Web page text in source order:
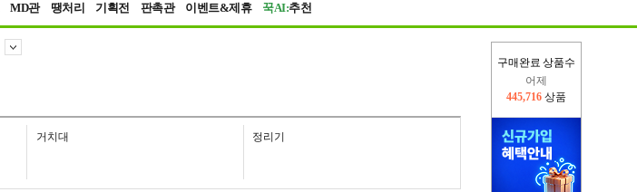
MD관 땡처리 기획전 판촉관 이벤트&제휴 꾹AI:추천
구매완료 상품수
오늘(현재)
332,207 상품
거치대 정리기